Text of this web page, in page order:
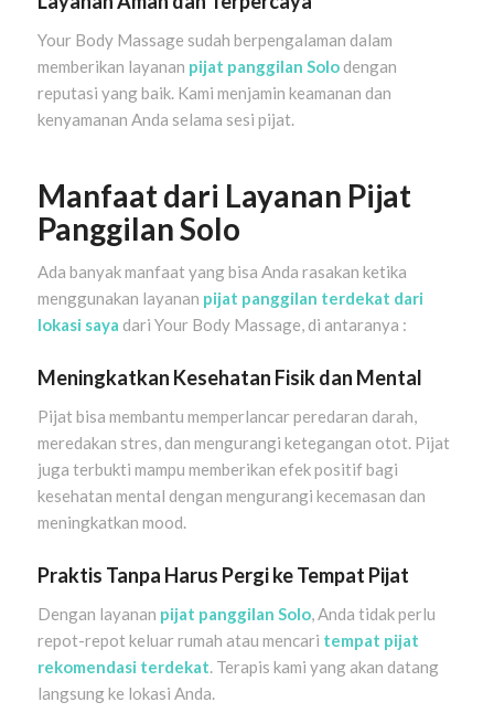
Your Body Massage sudah berpengalaman dalam
memberikan layanan pijat panggilan Solodengan
reputasi yang baik. Kami menjamin keamanan dan
kenyamanan Anda selama sesi pijat.
Manfaat dari Layanan Pijat
Panggilan Solo
Ada banyak manfaat yang bisa Anda rasakan ketika
menggunakan layanan pijat panggilan terdekat dari
lokasi saya dari Your Body Massage, di antaranya :
Meningkatkan Kesehatan Fisik dan Mental
Pijat bisa membantu memperlancar peredaran darah,
meredakan stres, dan mengurangi ketegangan otot. Pijat
juga terbukti mampu memberikan efek positif bagi
kesehatan mental dengan mengurangi kecemasan dan
meningkatkan mood.
Praktis Tanpa Harus Pergi ke Tempat Pijat
Dengan layanan pijat panggilan Solo, Anda tidak perlu
repot-repot keluar rumah atau mencari tempat pijat
rekomendasi terdekat. Terapis kami yang akan datang
langsung ke lokasi Anda.